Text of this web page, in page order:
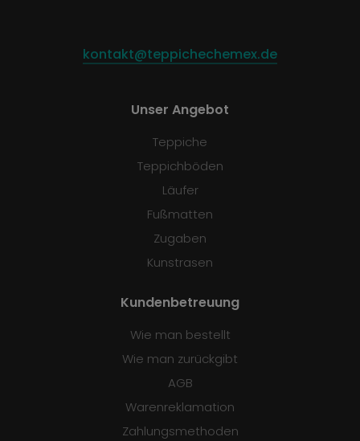
kontakt@teppichechemex.de
Unser Angebot
Teppiche
Teppichböden
Läufer
Fußmatten
Zugaben
Kunstrasen
Kundenbetreuung
Wie man bestellt
Wie man zurückgibt
AGB
Warenreklamation
Zahlungsmethoden